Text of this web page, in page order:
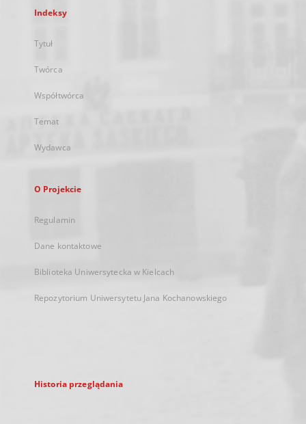
Indeksy
Tytuł
Twórca
Współtwórca
Temat
Wydawca
O Projekcie
Regulamin
Dane kontaktowe
Biblioteka Uniwersytecka w Kielcach
Repozytorium Uniwersytetu Jana Kochanowskiego
Historia przeglądania